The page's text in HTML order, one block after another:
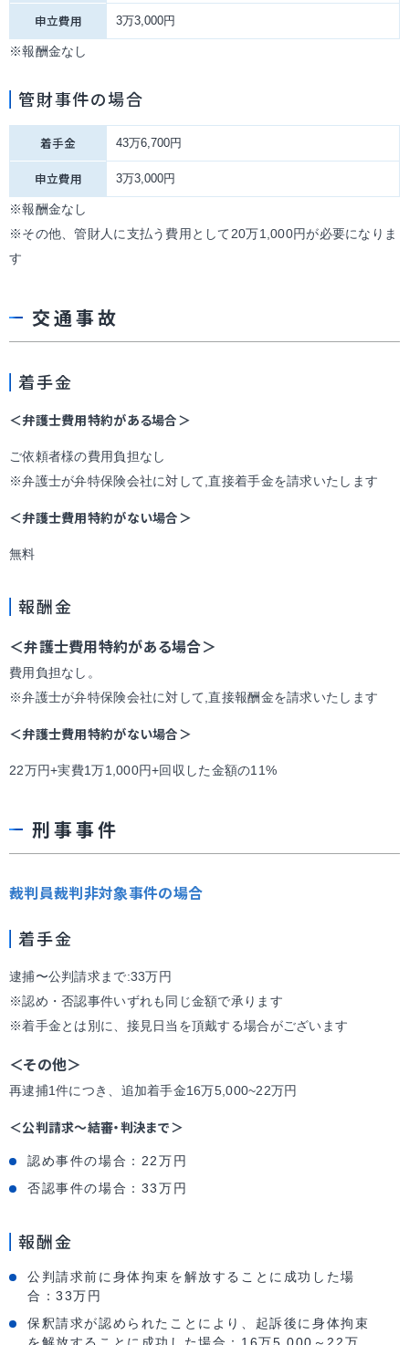
申立費用 3万3,000円
※報酬金なし
管財事件の場合
着手金 43万6,700円
申立費用 3万3,000円
※報酬金なし
※その他、管財人に支払う費用として20万1,000円が必要になりま
す
交通事故
着手金
＜弁護士費用特約がある場合＞
ご依頼者様の費用負担なし
※弁護士が弁特保険会社に対して,直接着手金を請求いたします
＜弁護士費用特約がない場合＞
無料
報酬金
＜弁護士費用特約がある場合＞
費用負担なし。
※弁護士が弁特保険会社に対して,直接報酬金を請求いたします
＜弁護士費用特約がない場合＞
22万円+実費1万1,000円+回収した金額の11%
刑事事件
裁判員裁判非対象事件の場合
着手金
逮捕〜公判請求まで:33万円
※認め・否認事件いずれも同じ金額で承ります
※着手金とは別に、接見日当を頂戴する場合がございます
＜その他＞
再逮捕1件につき、追加着手金16万5,000~22万円
＜公判請求～結審・判決まで＞
認め事件の場合：22万円
否認事件の場合：33万円
報酬金
公判請求前に身体拘束を解放することに成功した場
合：33万円
保釈請求が認められたことにより、起訴後に身体拘束